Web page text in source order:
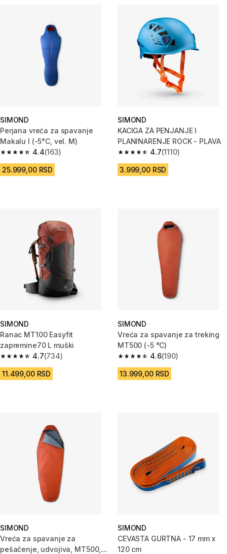
SIMOND
Perjana vreća za spavanje
Makalu I (-5°C, vel. M)
4.4
4.4 od 5 zvezdica from 163 Recenzije
(163)
25.999,00 RSD
SIMOND
KACIGA ZA PENJANJE I
PLANINARENJE ROCK - PLAVA
4.7
4.7 od 5 zvezdica from 1110
(1110)
3.999,00 RSD
SIMOND
Ranac MT100 Easyfit
zapremine70 L muški
4.7
4.7 od 5 zvezdica from 734 Recenzije
(734)
11.499,00 RSD
SIMOND
Vreća za spavanje za treking
MT500 (-5 °C)
4.6
4.6 od 5 zvezdica from 190
(190)
13.999,00 RSD
SIMOND
Vreća za spavanje za
pešačenje, udvojiva, MT500,
SIMOND
CEVASTA GURTNA - 17 mm x
120 cm